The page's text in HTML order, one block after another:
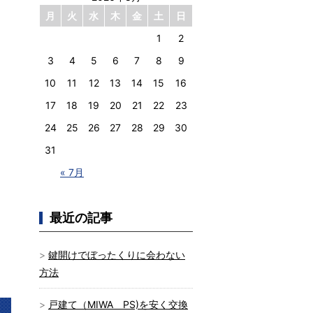
月
火 水 木 金 土 日
« 7月
1
2
3
4 5 6 7 8
9
10
11 12 13 14 15
16
17
18 19 20 21 22
23
24
25 26 27 28 29
30
31
最近の記事
鍵開けでぼったくりに会わない
方法
戸建て（MIWA PS)を安く交換